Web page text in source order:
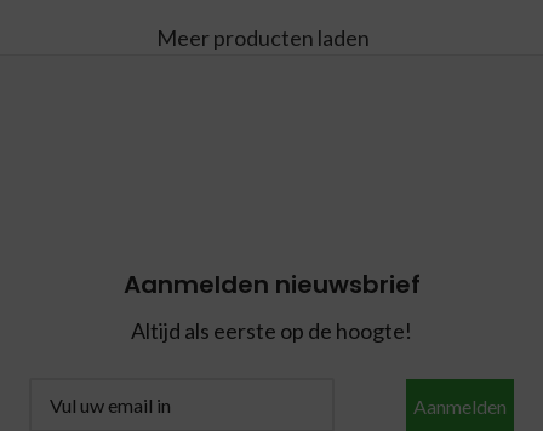
Meer producten laden
Aanmelden nieuwsbrief
Altijd als eerste op de hoogte!
Aanmelden